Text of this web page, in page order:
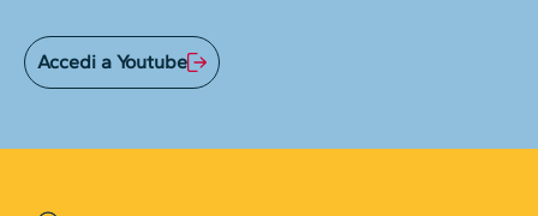
Accedi a Youtube